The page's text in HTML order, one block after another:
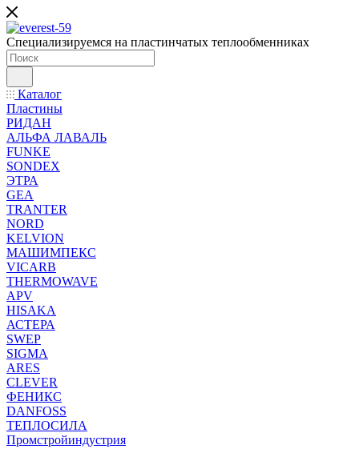
Специализируемся на пластинчатых теплообменниках
Каталог
Пластины
РИДАН
АЛЬФА ЛАВАЛЬ
FUNKE
SONDEX
ЭТРА
GEA
TRANTER
NORD
KELVION
МАШИМПЕКС
VICARB
THERMOWAVE
APV
HISAKA
АСТЕРА
SWEP
SIGMA
ARES
CLEVER
ФЕНИКС
DANFOSS
ТЕПЛОСИЛА
Промстройиндустрия